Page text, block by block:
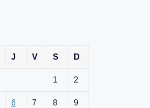
J V S D
1 2
6 7 8 9